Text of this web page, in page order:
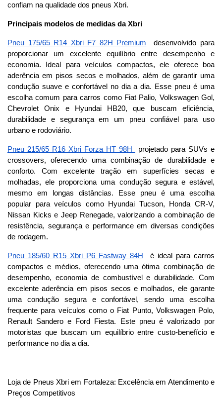
confiam na qualidade dos pneus Xbri.
Principais modelos de medidas da Xbri
Pneu 175/65 R14 Xbri F7 82H Premium desenvolvido para
proporcionar um excelente equilíbrio entre desempenho e
economia. Ideal para veículos compactos, ele oferece boa
aderência em pisos secos e molhados, além de garantir uma
condução suave e confortável no dia a dia. Esse pneu é uma
escolha comum para carros como Fiat Palio, Volkswagen Gol,
Chevrolet Onix e Hyundai HB20, que buscam eficiência,
durabilidade e segurança em um pneu confiável para uso
urbano e rodoviário.
Pneu 215/65 R16 Xbri Forza HT 98H
projetado para SUVs e
crossovers, oferecendo uma combinação de durabilidade e
conforto. Com excelente tração em superfícies secas e
molhadas, ele proporciona uma condução segura e estável,
mesmo em longas distâncias. Esse pneu é uma escolha
popular para veículos como Hyundai Tucson, Honda CR-V,
Nissan Kicks e Jeep Renegade, valorizando a combinação de
resistência, segurança e performance em diversas condições
de rodagem.
Pneu 185/60 R15 Xbri P6 Fastway 84H é ideal para carros
compactos e médios, oferecendo uma ótima combinação de
desempenho, economia de combustível e durabilidade. Com
excelente aderência em pisos secos e molhados, ele garante
uma condução segura e confortável, sendo uma escolha
frequente para veículos como o Fiat Punto, Volkswagen Polo,
Renault Sandero e Ford Fiesta. Este pneu é valorizado por
motoristas que buscam um equilíbrio entre custo-benefício e
performance no dia a dia.
Loja de Pneus Xbri em Fortaleza: Excelência em Atendimento e
Preços Competitivos